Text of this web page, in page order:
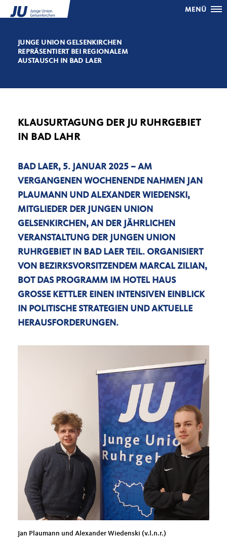
MENÜ
JUNGE UNION GELSENKIRCHEN
REPRÄSENTIERT BEI REGIONALEM
AUSTAUSCH IN BAD LAER
KLAUSURTAGUNG DER JU RUHRGEBIET
IN BAD LAHR
BAD LAER, 5. JANUAR 2025 – AM
VERGANGENEN WOCHENENDE NAHMEN JAN
PLAUMANN UND ALEXANDER WIEDENSKI,
MITGLIEDER DER JUNGEN UNION
GELSENKIRCHEN, AN DER JÄHRLICHEN
VERANSTALTUNG DER JUNGEN UNION
RUHRGEBIET IN BAD LAER TEIL. ORGANISIERT
VON BEZIRKSVORSITZENDEM MARCAL ZILIAN,
BOT DAS PROGRAMM IM HOTEL HAUS
GROSSE KETTLER EINEN INTENSIVEN EINBLICK I
N POLITISCHE STRATEGIEN UND AKTUELLE H
ERAUSFORDERUNGEN.
Jan Plaumann und Alexander Wiedenski (v.l.n.r.)